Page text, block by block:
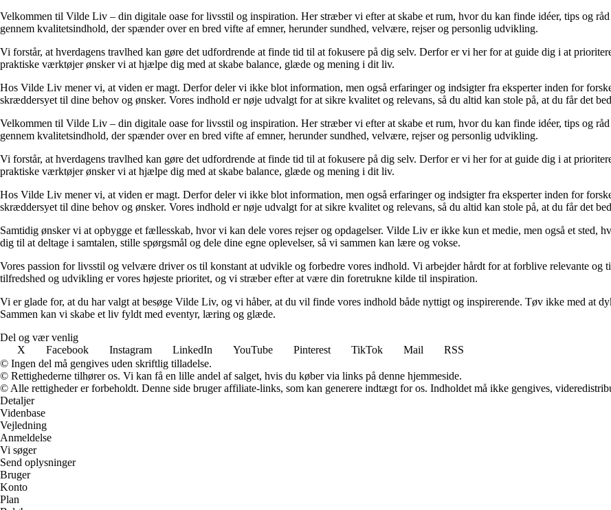
Velkommen til Vilde Liv – din digitale oase for livsstil og inspiration. Her stræber vi efter at skabe et rum, hvor du kan finde idéer, tips og
gennem kvalitetsindhold, der spænder over en bred vifte af emner, herunder sundhed, velvære, rejser og personlig udvikling.
Vi forstår, at hverdagens travlhed kan gøre det udfordrende at finde tid til at fokusere på dig selv. Derfor er vi her for at guide dig i at
praktiske værktøjer ønsker vi at hjælpe dig med at skabe balance, glæde og mening i dit liv.
Hos Vilde Liv mener vi, at viden er magt. Derfor deler vi ikke blot information, men også erfaringer og indsigter fra eksperter inden for
skræddersyet til dine behov og ønsker. Vores indhold er nøje udvalgt for at sikre kvalitet og relevans, så du altid kan stole på, at du får det
Velkommen til Vilde Liv – din digitale oase for livsstil og inspiration. Her stræber vi efter at skabe et rum, hvor du kan finde idéer, tips og
gennem kvalitetsindhold, der spænder over en bred vifte af emner, herunder sundhed, velvære, rejser og personlig udvikling.
Vi forstår, at hverdagens travlhed kan gøre det udfordrende at finde tid til at fokusere på dig selv. Derfor er vi her for at guide dig i at
praktiske værktøjer ønsker vi at hjælpe dig med at skabe balance, glæde og mening i dit liv.
Hos Vilde Liv mener vi, at viden er magt. Derfor deler vi ikke blot information, men også erfaringer og indsigter fra eksperter inden for
skræddersyet til dine behov og ønsker. Vores indhold er nøje udvalgt for at sikre kvalitet og relevans, så du altid kan stole på, at du får det
Samtidig ønsker vi at opbygge et fællesskab, hvor vi kan dele vores rejser og opdagelser. Vilde Liv er ikke kun et medie, men også et sted,
dig til at deltage i samtalen, stille spørgsmål og dele dine egne oplevelser, så vi sammen kan lære og vokse.
Vores passion for livsstil og velvære driver os til konstant at udvikle og forbedre vores indhold. Vi arbejder hårdt for at forblive relevante og
tilfredshed og udvikling er vores højeste prioritet, og vi stræber efter at være din foretrukne kilde til inspiration.
Vi er glade for, at du har valgt at besøge Vilde Liv, og vi håber, at du vil finde vores indhold både nyttigt og inspirerende. Tøv ikke med at
Sammen kan vi skabe et liv fyldt med eventyr, læring og glæde.
Del og vær venlig
X
Facebook Instagram LinkedIn YouTube Pinterest TikTok Mail
RSS
© Ingen del må gengives uden skriftlig tilladelse.
© Rettighederne tilhører os. Vi kan få en lille andel af salget, hvis du køber via links på denne hjemmeside.
© Alle rettigheder er forbeholdt. Denne side bruger affiliate-links, som kan generere indtægt for os. Indholdet må ikke gengives,
Detaljer
Videnbase
Vejledning
Anmeldelse
Vi søger
Send oplysninger
Bruger
Konto
Plan